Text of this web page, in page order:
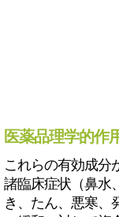
医薬品理学的作
これらの有効成分
諸臨床症状（鼻水
き、たん、悪寒、